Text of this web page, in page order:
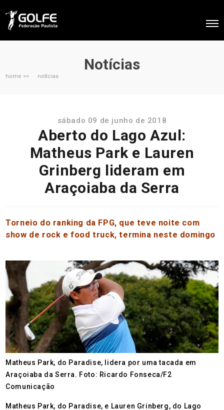
Notícias
home >> notícias
sábado 09 de junho de 2018
Aberto do Lago Azul:
Matheus Park e Lauren
Grinberg lideram em
Araçoiaba da Serra
Torneio do ranking da FPG, que teve noite com
show de rock e food truck, termina neste domingo
Matheus Park, do Paradise, lidera por uma tacada em
Araçoiaba da Serra. Foto: Ricardo Fonseca/F2
Comunicação
Matheus Park, do Paradise, e Lauren Grinberg, do Lago